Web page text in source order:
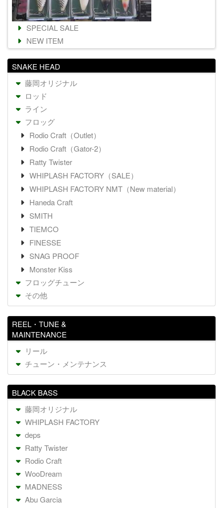
SPECIAL SALE
NEW ITEM
SNAKE HEAD
藤岡オリジナル
ロッド
ライン
フロッグ
Rodio Craft（Outlet）
Rodio Craft（Gator-2）
Ratty Twister
WHIPLASH FACTORY（SALE）
WHIPLASH FACTORY NMT（New material）
Haneda Craft
SMITH
TIEMCO
FINESSE
SNAG PROOF
Monster Kiss
フロッグチューン
その他
REEL・TUNE &
MAINTENANCE
リール
チューン・メンテナンス
BLACK BASS
藤岡オリジナル
WHIPLASH FACTORY
deps
Ratty Twister
Rodio Craft
WooDream
MADNESS
Abu Garcia